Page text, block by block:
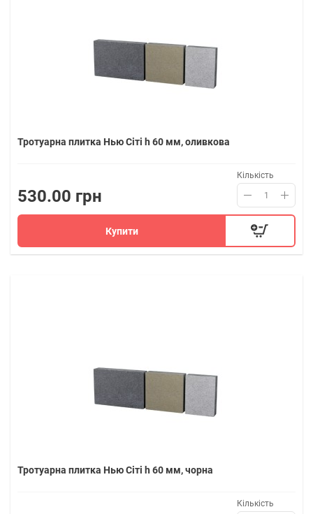
Тротуарна плитка Нью Сіті h 60 мм, оливкова
530.00 грн
Кількість
Купити
Тротуарна плитка Нью Сіті h 60 мм, чорна
Кількість